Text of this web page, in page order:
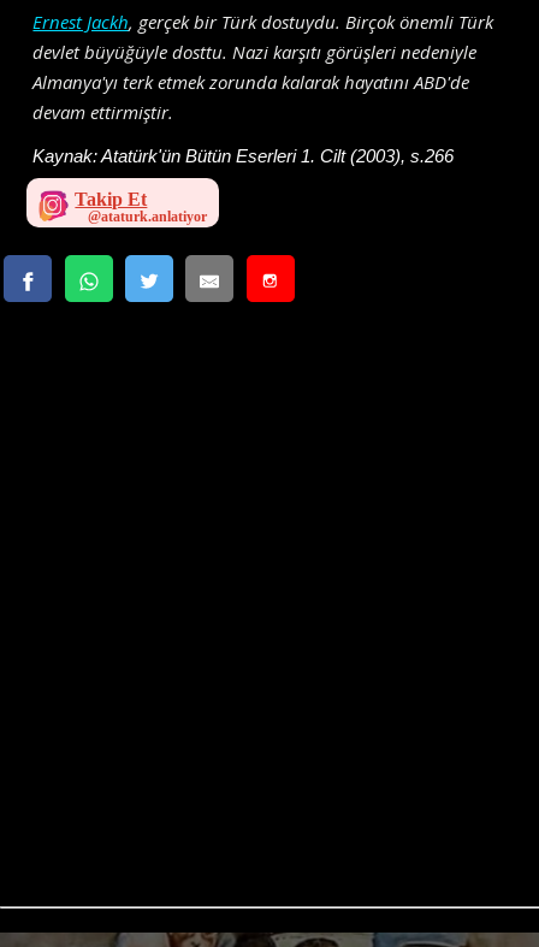
Ernest Jackh, gerçek bir Türk dostuydu. Birçok önemli Türk
devlet büyüğüyle dosttu. Nazi karşıtı görüşleri nedeniyle
Almanya'yı terk etmek zorunda kalarak hayatını ABD'de
devam ettirmiştir.
Kaynak:Atatürk'ün Bütün Eserleri 1. Cilt (2003), s.266
Takip Et